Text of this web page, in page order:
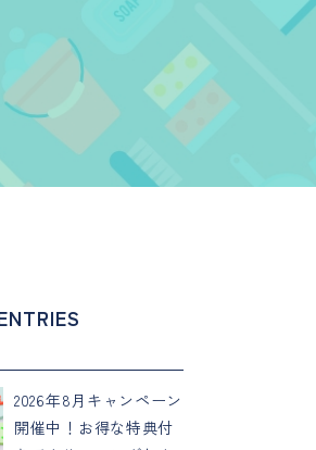
2026年8月キャンペーン
開催中！お得な特典付